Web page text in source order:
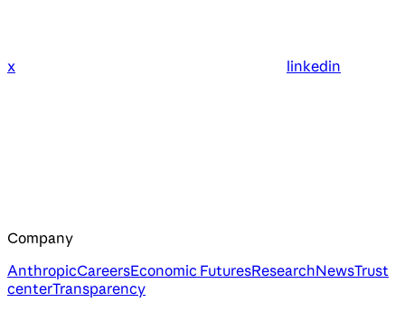
x linkedin
Company
AnthropicCareersEconomic FuturesResearchNewsTrust
centerTransparency